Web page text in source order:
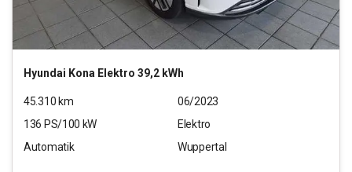
Hyundai Kona Elektro 39,2 kWh
45.310 km
06/2023
136 PS/100 kW
Elektro
Automatik
Wuppertal